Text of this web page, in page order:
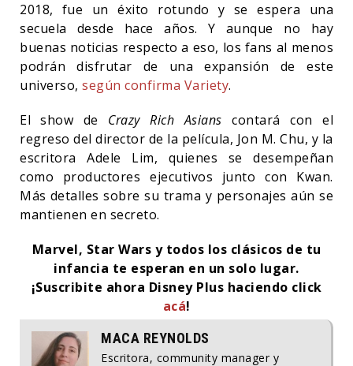
2018, fue un éxito rotundo y se espera una
secuela desde hace años. Y aunque no hay
buenas noticias respecto a eso, los fans al menos
podrán disfrutar de una expansión de este
universo, según confirma Variety.
El show de Crazy Rich Asians contará con el
regreso del director de la película, Jon M. Chu, y la
escritora Adele Lim, quienes se desempeñan
como productores ejecutivos junto con Kwan.
Más detalles sobre su trama y personajes aún se
mantienen en secreto.
Marvel, Star Wars y todos los clásicos de tu
infancia te esperan en un solo lugar.
¡Suscribite ahora Disney Plus haciendo click
acá!
MACA REYNOLDS
Escritora, community manager y